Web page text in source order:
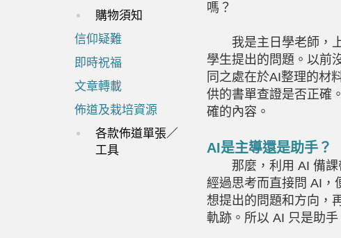
購物須知
信仰疑難
即時祝福
文章轉載
佈道及栽培資源
各款佈道單張／
工具
嗎？
我是主日學老師，上
學生提出的問題。以前
同之處在於AI整理的材
供的書單查證是否正確
確的內容。
AI是主導還是助手？
那麼，利用 AI 備課
經過思考而直接問 AI
想提出的問題和方向，
軌跡。所以 AI 只是助手